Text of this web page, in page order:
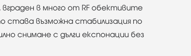
в много от RF обективите
става възможна стабилизация по
снимане с дълги експонации без